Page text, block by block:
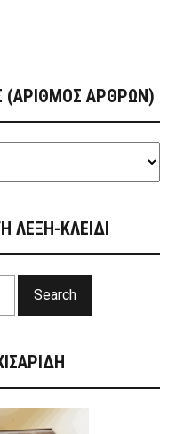
(ΑΡΙΘΜΟΣ ΑΡΘΡΩΝ)
ΛΕΞΗ-ΚΛΕΙΔΙ
Search